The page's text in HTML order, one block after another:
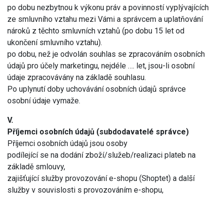
po dobu nezbytnou k výkonu práv a povinností vyplývajících
ze smluvního vztahu mezi Vámi a správcem a uplatňování
nároků z těchto smluvních vztahů (po dobu 15 let od
ukončení smluvního vztahu).
po dobu, než je odvolán souhlas se zpracováním osobních
údajů pro účely marketingu, nejdéle …. let, jsou-li osobní
údaje zpracovávány na základě souhlasu.
Po uplynutí doby uchovávání osobních údajů správce
osobní údaje vymaže.
V.
Příjemci osobních údajů (subdodavatelé správce)
Příjemci osobních údajů jsou osoby
podílející se na dodání zboží/služeb/realizaci plateb na
základě smlouvy,
zajišťující služby provozování e-shopu (Shoptet) a další
služby v souvislosti s provozováním e-shopu,